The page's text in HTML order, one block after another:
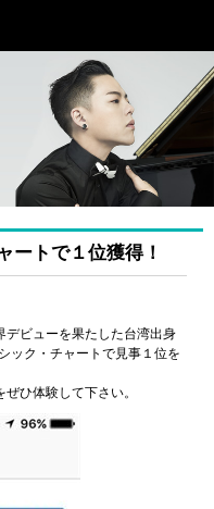
ートで１位獲得！
ビューを果たした台湾出身
ック・チャートで見事１位を
ぜひ体験して下さい。